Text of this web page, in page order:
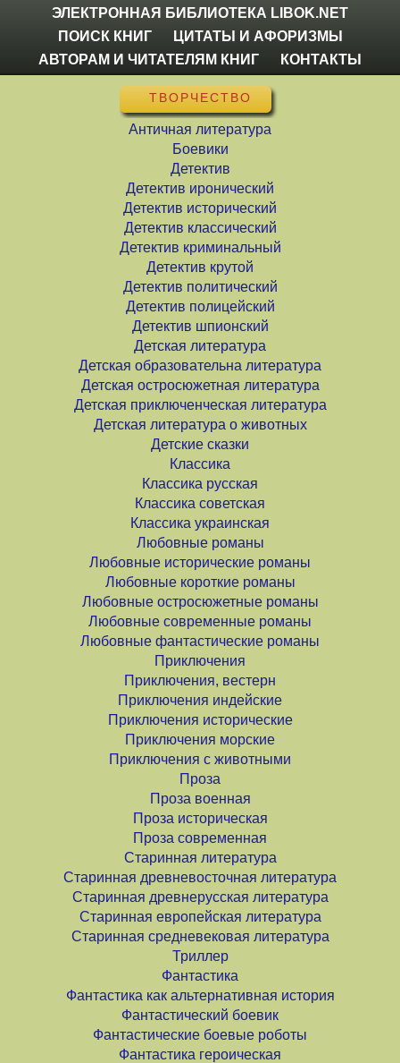
ЭЛЕКТРОННАЯ БИБЛИОТЕКА LIBOK.NET
ПОИСК КНИГ
ЦИТАТЫ И АФОРИЗМЫ
АВТОРАМ И ЧИТАТЕЛЯМ КНИГ
КОНТАКТЫ
ТВОРЧЕСТВО
Античная литература
Боевики
Детектив
Детектив иронический
Детектив исторический
Детектив классический
Детектив криминальный
Детектив крутой
Детектив политический
Детектив полицейский
Детектив шпионский
Детская литература
Детская образовательна литература
Детская остросюжетная литература
Детская приключенческая литература
Детская литература о животных
Детские сказки
Классика
Классика русская
Классика советская
Классика украинская
Любовные романы
Любовные исторические романы
Любовные короткие романы
Любовные остросюжетные романы
Любовные современные романы
Любовные фантастические романы
Приключения
Приключения, вестерн
Приключения индейские
Приключения исторические
Приключения морские
Приключения с животными
Проза
Проза военная
Проза историческая
Проза современная
Старинная литература
Старинная древневосточная литература
Старинная древнерусская литература
Старинная европейская литература
Старинная средневековая литература
Триллер
Фантастика
Фантастика как альтернативная история
Фантастический боевик
Фантастические боевые роботы
Фантастика героическая